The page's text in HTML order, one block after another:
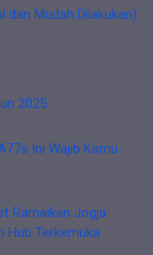
dan Mudah Dilakukan)
2025
Ini Wajib Kamu
Ramaikan Jogja
Hub Terkemuka